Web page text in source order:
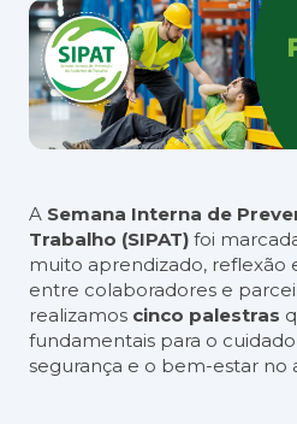
A Semana Interna de
Trabalho (SIPAT) foi
muito aprendizado, reflexão
entre colaboradores e
realizamos cinco palestras
fundamentais para o
segurança e o bem-estar